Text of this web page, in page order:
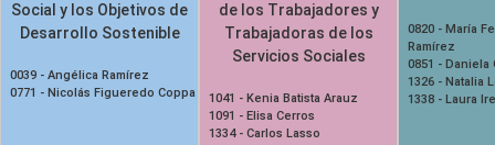
Social y los Objetivos de
Desarrollo Sostenible
0039 - Angélica Ramírez
0771 - Nicolás Figueredo Coppa
de los Trabajadores y
Trabajadoras de los
Servicios Sociales
1041 - Kenia Batista Arauz
1091 - Elisa Cerros
1334 - Carlos Lasso
0820 - María
Ramírez
0851 - Daniela
1326 - Natalia
1338 - Laura